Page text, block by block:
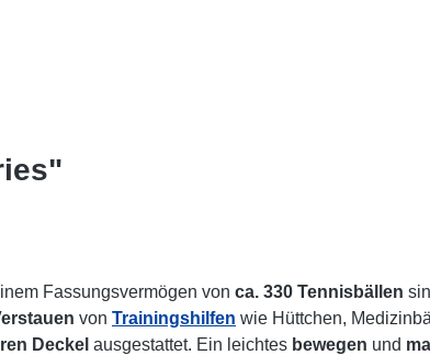
Fassungsvermögen von ca. 330 Tennisbällen
von Trainingshilfen wie Hüttchen,
Deckel ausgestattet. Ein leichtes bewegen und